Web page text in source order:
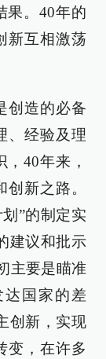
果。40年的
新互相激荡
创造的必备
、经验及理
40年来，
新之路。
”的制定实
建议和批示
主要是瞄准
国家的差
创新，实现
变，在许多